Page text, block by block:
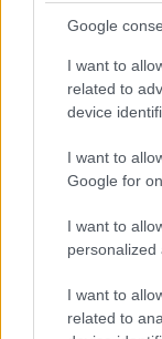
Google
I want to
related to
device
I want to
Google for
I want to
personalized
I want to
related to
aizrauties
Dzer
un
palīdzēs
Cilvēkus
izkustināt